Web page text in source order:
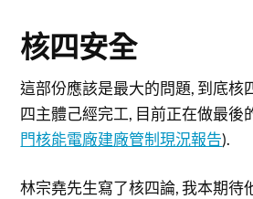
核四安全
這部份應該是最大的問題, 到底核
四主體己經完工, 目前正在做最後
門核能電廠建廠管制現況報告).
林宗堯先生寫了核四論, 我本期待